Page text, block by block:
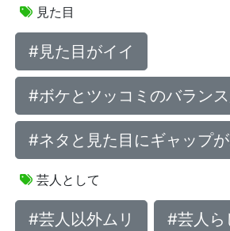
見た目
#見た目がイイ
#ボケとツッコミのバラン
#ネタと見た目にギャップ
芸人として
#芸人以外ムリ #芸人ら